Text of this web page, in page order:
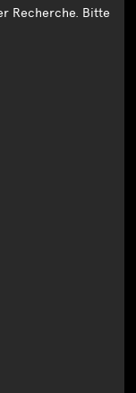
Recherche. Bitte